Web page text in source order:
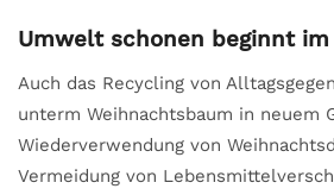
Umwelt schonen beginnt im
Auch das Recycling von
unterm Weihnachtsbaum in neuem
Wiederverwendung von
Vermeidung von